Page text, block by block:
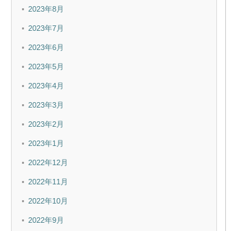
2023年8月
2023年7月
2023年6月
2023年5月
2023年4月
2023年3月
2023年2月
2023年1月
2022年12月
2022年11月
2022年10月
2022年9月